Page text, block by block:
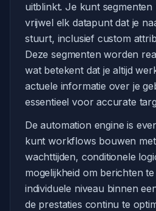
uitblinkt. Je kunt
vrijwel elk datapunt dat je
stuurt, inclusief custom
Deze segmenten worden
wat betekent dat je altijd
actuele informatie over je
essentieel voor accurate
De automation engine is
kunt workflows bouwen
wachttijden, conditionele
mogelijkheid om berichten
individuele niveau binnen
de prestaties continu te